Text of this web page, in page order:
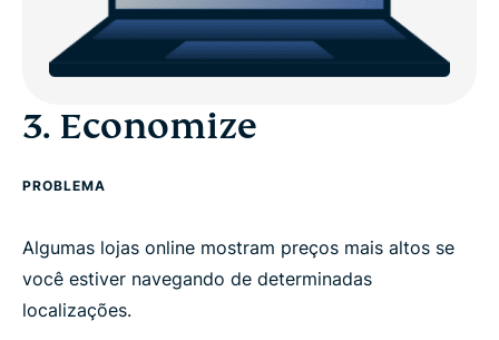
3. Economize
PROBLEMA
Algumas lojas online mostram preços mais altos se
você estiver navegando de determinadas
localizações.